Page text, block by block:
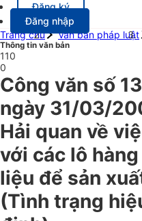
Đăng ký
Đăng nhập
Trang chủ
Văn bản pháp luật
Thông tin văn bản
110
0
Công văn số
ngày 31/03/
Hải quan về
với các lô
liệu để sản
(Tình trạng